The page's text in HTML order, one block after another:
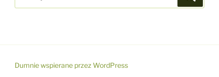
Dumnie wspierane przez WordPress